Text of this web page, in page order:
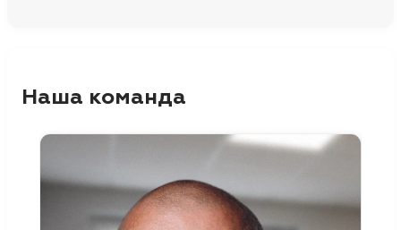
Наша команда